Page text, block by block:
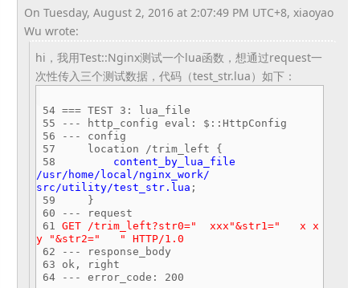
On Tuesday, August 2, 2016 at 2:07:49 PM UTC+8, xiaoyao
Wu wrote:
hi，我用Test::Nginx测试一个lua函数， 想通过request一
次性传入三个测试数据，代码（test_ str.lua）如下：
54 === TEST 3: lua_file
55 --- http_config eval: $::HttpConfig
56 --- config
57 location /trim_left {
58 content_by_lua_file
/usr/home/local/nginx_work/
src/utility/test_str.lua ;
59 }
60 --- request
61 GET /trim_left?str0=" xxx"&str1=" x x
y "&str2=" " HTTP/1.0
62 --- response_body
63 ok, right
64 --- error_code: 200